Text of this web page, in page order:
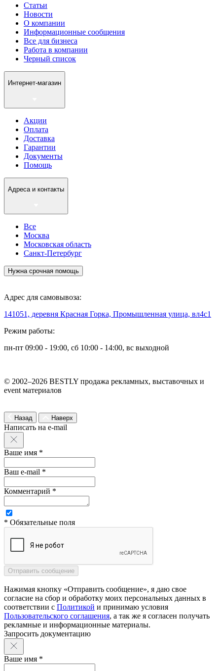
Статьи
Новости
О компании
Информационные сообщения
Все для бизнеса
Работа в компании
Черный список
Интернет-магазин
Акции
Оплата
Доставка
Гарантии
Документы
Помощь
Адреса и контакты
Все
Москва
Московская область
Санкт-Петербург
Нужна срочная помощь
Адрес для самовывоза:
141051, деревня Красная Горка, Промышленная улица, вл4с1
Режим работы:
пн-пт 09:00 - 19:00, сб 10:00 - 14:00, вс выходной
© 2002–2026 BESTLY продажа рекламных, выставочных и
event материалов
Назад Наверх
Написать на e-mail
Ваше имя *
Ваш e-mail *
Комментарий *
* Обязательные поля
Нажимая кнопку «Отправить сообщение», я даю свое
согласие на сбор и обработку моих персональных данных в
соответствии с Политикой и принимаю условия
Пользовательского соглашения, а так же я согласен получать
рекламные и информационные материалы.
Запросить документацию
Ваше имя *